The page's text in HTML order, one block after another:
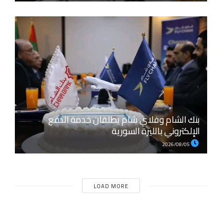
بنك الشام وفلاي شام يطلقان خدمة الدفع
الإلكتروني بالليرة السورية
LOAD MORE